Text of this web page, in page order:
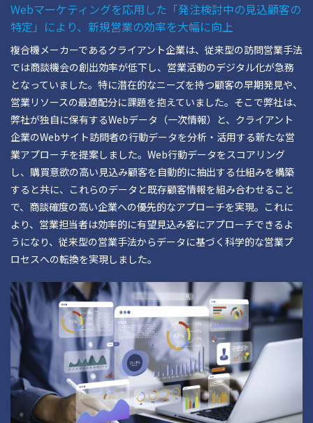
Webマーケティングを応用した「発注検討中の見込顧客の
特定」により、新規営業の効率を大幅に向上
複合機メーカーであるクライアント企業は、従来型の訪問営業手法
では商談機会の創出効率が低下し、営業活動のデジタル化が急務
となっていました。特に潜在的なニーズを持つ顧客の早期発見や、
営業リソースの最適配分に課題を抱えていました。そこで弊社は、
弊社が独自に保有するWebデータ（一次情報）と、クライアント
企業のWebサイト訪問者の行動データを分析・活用する新たな営
業アプローチを提案しました。Web行動データをスコアリング
し、購買意欲の高い見込み顧客を自動的に抽出する仕組みを構築
すると共に、これらのデータと既存顧客情報を組み合わせること
で、商談確度の高い企業への優先的なアプローチを実現。これに
より、営業担当者は効率的に有望見込み客にアプローチできるよ
うになり、従来型の営業手法からデータに基づく科学的な営業プ
ロセスへの転換を実現しました。